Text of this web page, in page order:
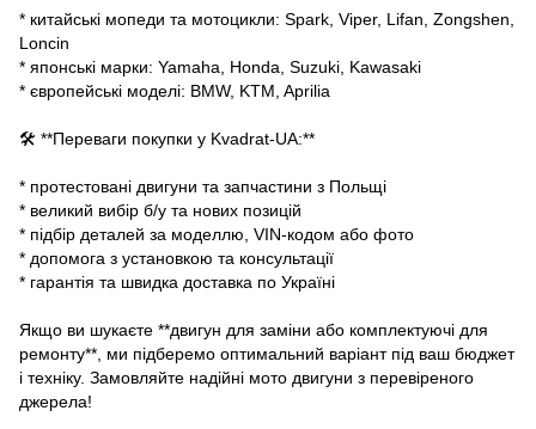
* китайські мопеди та мотоцикли: Spark, Viper, Lifan, Zongshen,
Loncin
* японські марки: Yamaha, Honda, Suzuki, Kawasaki
* європейські моделі: BMW, KTM, Aprilia
🛠 **Переваги покупки у Kvadrat-UA:**
* протестовані двигуни та запчастини з Польщі
* великий вибір б/у та нових позицій
* підбір деталей за моделлю, VIN-кодом або фото
* допомога з установкою та консультації
* гарантія та швидка доставка по Україні
Якщо ви шукаєте **двигун для заміни або комплектуючі для
ремонту**, ми підберемо оптимальний варіант під ваш бюджет
і техніку. Замовляйте надійні мото двигуни з перевіреного
джерела!